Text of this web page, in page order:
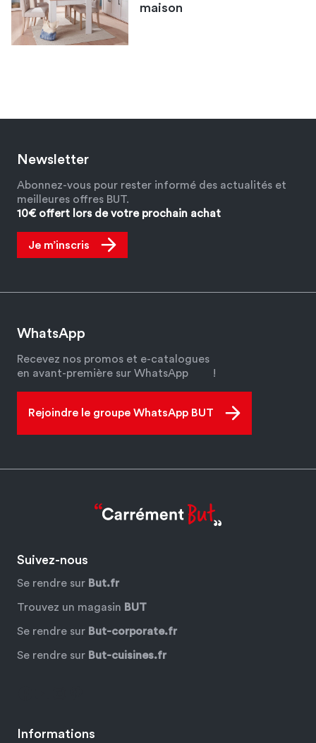
maison
Newsletter
Abonnez-vous pour rester informé des actualités et
meilleures offres BUT.
10€ offert lors de votre prochain achat
Je m’inscris
WhatsApp
Recevez nos promos et e-catalogues
en avant-première sur WhatsApp
!
Rejoindre le groupe WhatsApp BUT
Informations
Suivez-nous
Se rendre sur But.fr
Trouvez un magasin BUT
Se rendre sur But-corporate.fr
Se rendre sur But-cuisines.fr